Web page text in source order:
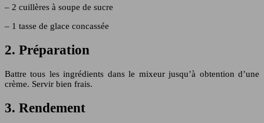
– 2 cuillères à soupe de sucre
– 1 tasse de glace concassée
2. Préparation
Battre tous les ingrédients dans le mixeur jusqu’à obtention d’une
crème. Servir bien frais.
3. Rendement